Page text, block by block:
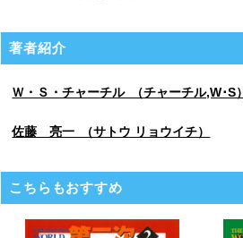
著者紹介
Ｗ・Ｓ・チャーチル （チャーチル,W･S）
佐藤 亮一 （サトウ リョウイチ）
こちらもおすすめ